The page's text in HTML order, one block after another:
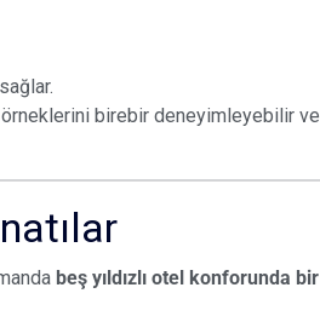
örneklerini birebir deneyimleyebilir ve
beş yıldızlı otel konforunda bir